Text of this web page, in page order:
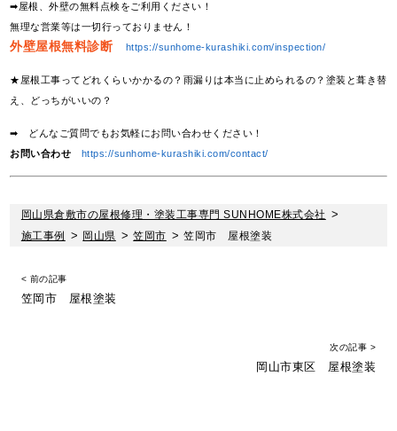
➡屋根、外壁の無料点検をご利用ください！
無理な営業等は一切行っておりません！
外壁屋根無料診断 https://sunhome-kurashiki.com/inspection/
★屋根工事ってどれくらいかかるの？雨漏りは本当に止められるの？塗装と葺き替
え、どっちがいいの？
➡ どんなご質問でもお気軽にお問い合わせください！
お問い合わせ
https://sunhome-kurashiki.com/contact/
岡山県倉敷市の屋根修理・塗装工事専門 SUNHOME株式会社 >
施工事例
> 岡山県 >笠岡市 >笠岡市 屋根塗装
< 前の記事
笠岡市 屋根塗装
次の記事 >
岡山市東区 屋根塗装